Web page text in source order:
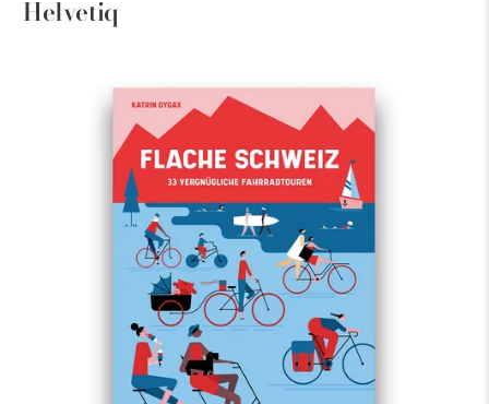
Helvetiq